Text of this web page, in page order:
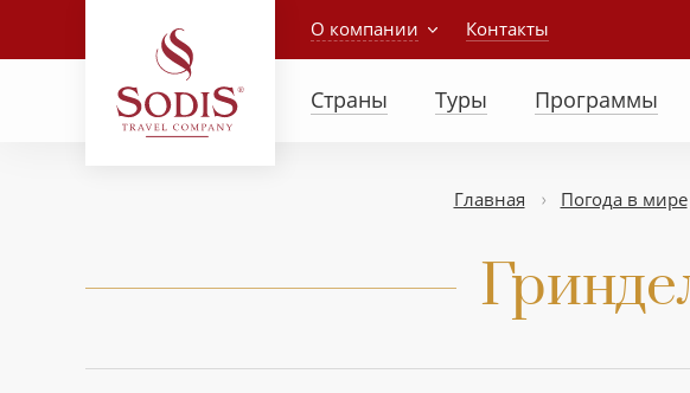
О компании Контакты
Страны Туры Программы
Главная Погода в мире